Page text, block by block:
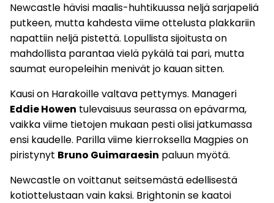
Newcastle hävisi maalis-huhtikuussa neljä sarjapeliä
putkeen, mutta kahdesta viime ottelusta plakkariin
napattiin neljä pistettä. Lopullista sijoitusta on
mahdollista parantaa vielä pykälä tai pari, mutta
saumat europeleihin menivät jo kauan sitten.
Kausi on Harakoille valtava pettymys. Manageri
Eddie Howen tulevaisuus seurassa on epävarma,
vaikka viime tietojen mukaan pesti olisi jatkumassa
ensi kaudelle. Parilla viime kierroksella Magpies on
piristynyt Bruno Guimaraesin paluun myötä.
Newcastle on voittanut seitsemästä edellisestä
kotiottelustaan vain kaksi. Brightonin se kaatoi